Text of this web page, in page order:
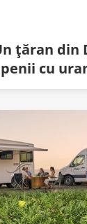
ţăran din
cu
de